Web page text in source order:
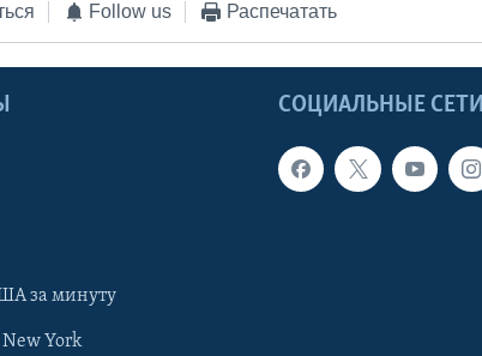
Follow us Распечатать
СОЦИАЛЬНЫЕ СЕТИ
за минуту
York